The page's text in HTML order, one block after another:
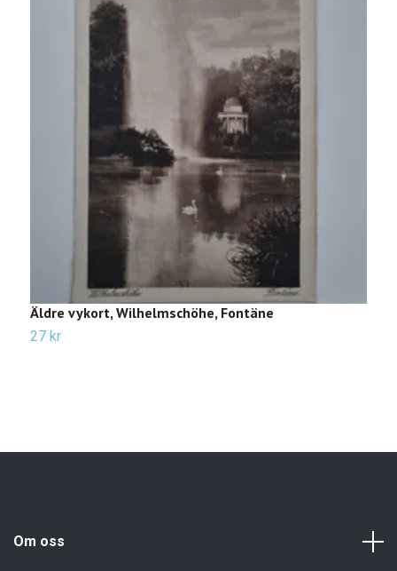
Äldre vykort, Wilhelmschöhe, Fontäne
27 kr
Om oss